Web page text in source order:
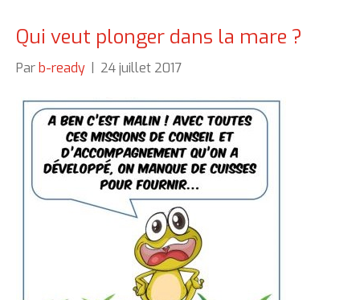
Qui veut plonger dans la mare ?
Par b-ready 24 juillet 2017